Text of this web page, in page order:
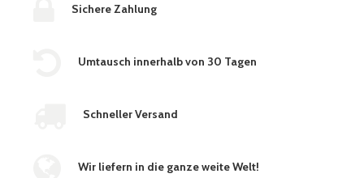
Sichere Zahlung
Umtausch innerhalb von 30 Tagen
Schneller Versand
Wir liefern in die ganze weite Welt!